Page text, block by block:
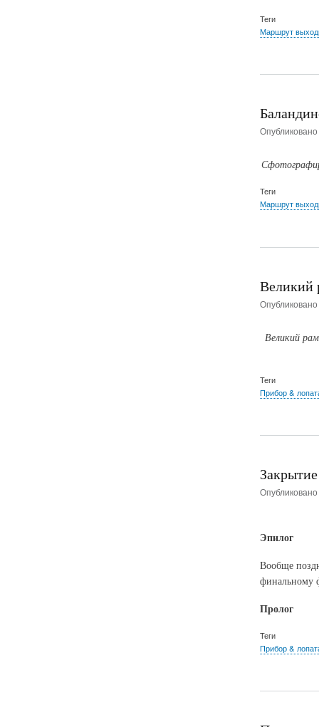
Теги
Маршрут
Опубликовано
Теги
Маршрут
Великий
Опубликовано
Великий
Теги
Прибор &
Опубликовано
Эпилог
Вообще
финальному
Пролог
Теги
Прибор &